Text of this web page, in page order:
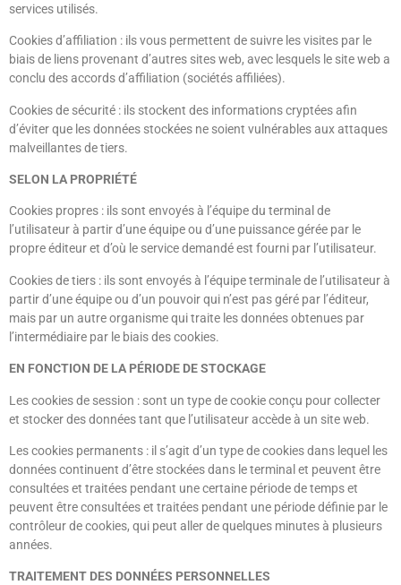
services utilisés.
Cookies d’affiliation : ils vous permettent de suivre les visites par le
biais de liens provenant d’autres sites web, avec lesquels le site web a
conclu des accords d’affiliation (sociétés affiliées).
Cookies de sécurité : ils stockent des informations cryptées afin
d’éviter que les données stockées ne soient vulnérables aux attaques
malveillantes de tiers.
SELON LA PROPRIÉTÉ
Cookies propres : ils sont envoyés à l’équipe du terminal de
l’utilisateur à partir d’une équipe ou d’une puissance gérée par le
propre éditeur et d’où le service demandé est fourni par l’utilisateur.
Cookies de tiers : ils sont envoyés à l’équipe terminale de l’utilisateur à
partir d’une équipe ou d’un pouvoir qui n’est pas géré par l’éditeur,
mais par un autre organisme qui traite les données obtenues par
l’intermédiaire par le biais des cookies.
EN FONCTION DE LA PÉRIODE DE STOCKAGE
Les cookies de session : sont un type de cookie conçu pour collecter
et stocker des données tant que l’utilisateur accède à un site web.
Les cookies permanents : il s’agit d’un type de cookies dans lequel les
données continuent d’être stockées dans le terminal et peuvent être
consultées et traitées pendant une certaine période de temps et
peuvent être consultées et traitées pendant une période définie par le
contrôleur de cookies, qui peut aller de quelques minutes à plusieurs
années.
TRAITEMENT DES DONNÉES PERSONNELLES